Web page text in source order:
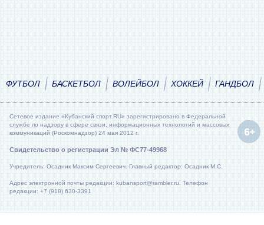
ФУТБОЛ БАСКЕТБОЛ ВОЛЕЙБОЛ ХОККЕЙ ГАНДБОЛ
Сетевое издание «Кубанский спорт.RU» зарегистрировано в Федеральной
службе по надзору в сфере связи, информационных технологий и массовых
коммуникаций (Роскомнадзор) 24 мая 2012 г.
Свидетельство о регистрации Эл № ФС77-49968
Учредитель: Осадник Максим Сергеевич. Главный редактор: Осадник М.С.
Адрес электронной почты редакции: kubansport@rambler.ru. Телефон
редакции: +7 (918) 630-3391